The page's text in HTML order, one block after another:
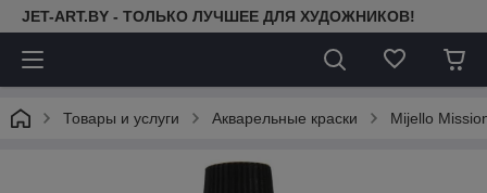
JET-ART.BY - ТОЛЬКО ЛУЧШЕЕ ДЛЯ ХУДОЖНИКОВ!
Товары и услуги Акварельные краски Mijello